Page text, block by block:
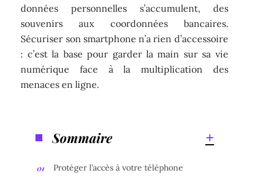
données personnelles s’accumulent, des
souvenirs aux coordonnées bancaires.
Sécuriser son smartphone n’a rien d’accessoire
: c’est la base pour garder la main sur sa vie
numérique face à la multiplication des
menaces en ligne.
Sommaire
Protéger l’accès à votre téléphone